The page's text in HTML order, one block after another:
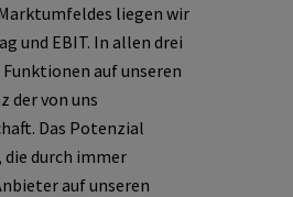
liegen wir
und EBIT. In allen drei
auf unseren
der von uns
Das Potenzial
die durch immer
auf unseren